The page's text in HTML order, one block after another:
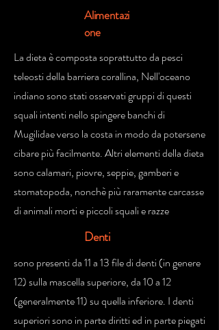
Alimentazi
one
La dieta è composta soprattutto da pesci
teleosti della barriera corallina, Nell'oceano
indiano sono stati osservati gruppi di questi
squali intenti nello spingere banchi di
Mugilidae verso la costa in modo da potersene
cibare più facilmente. Altri elementi della dieta
sono calamari, piovre, seppie, gamberi e
stomatopoda, nonchè più raramente carcasse
di animali morti e piccoli squali e razze
Denti
sono presenti da 11 a 13 file di denti (in genere
12) sulla mascella superiore, da 10 a 12
(generalmente 11) su quella inferiore. I denti
superiori sono in parte diritti ed in parte piegati